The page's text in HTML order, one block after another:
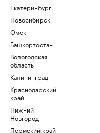
Екатеринбург
Новосибирск
Омск
Башкортостан
Вологодская
область
Калининград
Краснодарский
край
Нижний
Новгород
Пермский край